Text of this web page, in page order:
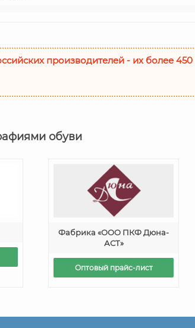
производителей - их более 450
обуви
Фабрика «ООО ПКФ Дюна-
АСТ»
Оптовый прайс-лист